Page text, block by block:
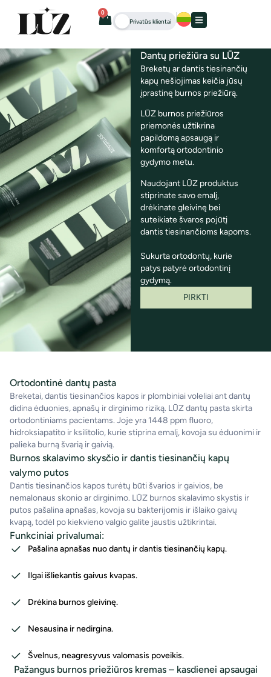
0
Privatūs klientai
Dantų priežiūra su LŪZ
Breketų ar dantis tiesinančių
kapų nešiojimas keičia jūsų
įprastinę burnos priežiūrą.
LŪZ burnos priežiūros
priemonės užtikrina
papildomą apsaugą ir
komfortą ortodontinio
gydymo metu.
Naudojant LŪZ produktus
stiprinate savo emalį,
drėkinate gleivinę bei
suteikiate švaros pojūtį
dantis tiesinančioms kapoms.
Sukurta ortodontų, kurie
patys patyrė ortodontinį
gydymą.
PIRKTI
Ortodontinė dantų pasta
Breketai, dantis tiesinančios kapos ir plombiniai voleliai ant dantų
didina ėduonies, apnašų ir dirginimo riziką. LŪZ dantų pasta skirta
ortodontiniams pacientams. Joje yra 1448 ppm fluoro,
hidroksiapatito ir ksilitolio, kurie stiprina emalį, kovoja su ėduonimi ir
palieka burną švarią ir gaivią.
Burnos skalavimo skysčio ir dantis tiesinančių kapų
valymo putos
Dantis tiesinančios kapos turėtų būti švarios ir gaivios, be
nemalonaus skonio ar dirginimo. LŪZ burnos skalavimo skystis ir
putos pašalina apnašas, kovoja su bakterijomis ir išlaiko gaivų
kvapą, todėl po kiekvieno valgio galite jaustis užtikrintai.
Funkciniai privalumai:
Pašalina apnašas nuo dantų ir dantis tiesinančių kapų.
Ilgai išliekantis gaivus kvapas.
Drėkina burnos gleivinę.
Nesausina ir nedirgina.
Švelnus, neagresyvus valomasis poveikis.
Pažangus burnos priežiūros kremas – kasdienei apsaugai